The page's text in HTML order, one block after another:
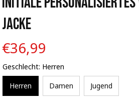
Jacke
€36,99
Geschlecht: Herren
Herren Damen Jugend